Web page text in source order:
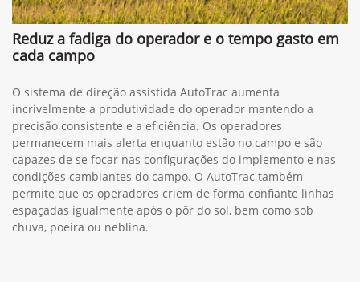
Reduz a fadiga do operador e o tempo gasto em
cada campo
O sistema de direção assistida AutoTrac aumenta
incrivelmente a produtividade do operador mantendo a
precisão consistente e a eficiência. Os operadores
permanecem mais alerta enquanto estão no campo e são
capazes de se focar nas configurações do implemento e nas
condições cambiantes do campo. O AutoTrac também
permite que os operadores criem de forma confiante linhas
espaçadas igualmente após o pôr do sol, bem como sob
chuva, poeira ou neblina.